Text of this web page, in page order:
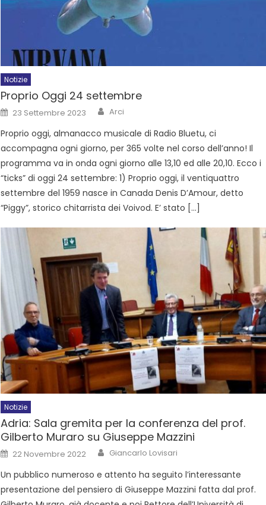
Notizie
Proprio Oggi 24 settembre
23 Settembre 2023 Arci
Proprio oggi, almanacco musicale di Radio Bluetu, ci
accompagna ogni giorno, per 365 volte nel corso dell’anno! Il
programma va in onda ogni giorno alle 13,10 ed alle 20,10. Ecco i
“ticks” di oggi 24 settembre: 1) Proprio oggi, il ventiquattro
settembre del 1959 nasce in Canada Denis D’Amour, detto
“Piggy”, storico chitarrista dei Voivod. E’ stato […]
Notizie
Adria: Sala gremita per la conferenza del prof.
Gilberto Muraro su Giuseppe Mazzini
22 Novembre 2022 Giancarlo Lovisari
Un pubblico numeroso e attento ha seguito l’interessante
presentazione del pensiero di Giuseppe Mazzini fatta dal prof.